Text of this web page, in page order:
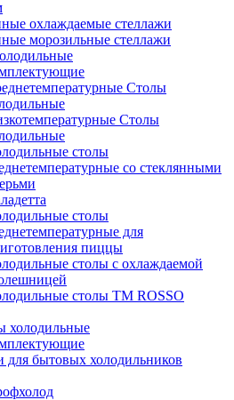
охлаждаемые стеллажи
морозильные стеллажи
Столы
Столы
столы
со стеклянными
столы
для
пиццы
столы с охлаждаемой
столы ТМ ROSSO
холодильные
для бытовых холодильников